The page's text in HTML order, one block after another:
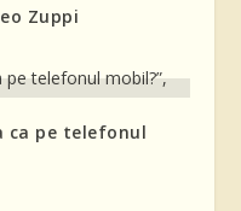
Zuppi
ca pe telefonul